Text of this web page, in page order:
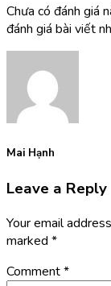
Chưa có đánh giá
đánh giá bài viết
Mai Hạnh
Leave a Reply
Your email
marked *
Comment*